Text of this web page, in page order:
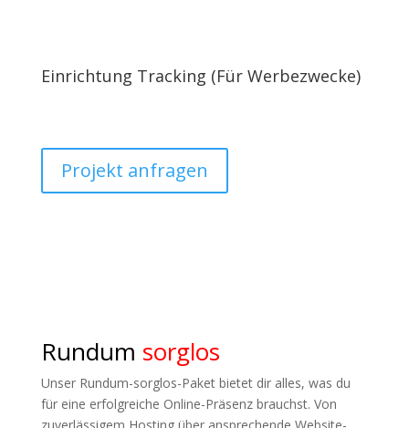
Einrichtung Tracking (Für Werbezwecke)
Projekt anfragen
Rundum sorglos
Unser Rundum-sorglos-Paket bietet dir alles, was du
für eine erfolgreiche Online-Präsenz brauchst. Von